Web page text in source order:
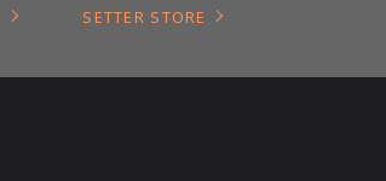
SETTER STORE